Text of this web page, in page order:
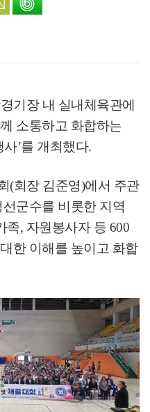
기장 내 실내체육관에
소통하고 화합하는
사’를 개최했다.
(회장 김준영)에서 주관
군수를 비롯한 지역
족, 자원봉사자 등 600
한 이해를 높이고 화합